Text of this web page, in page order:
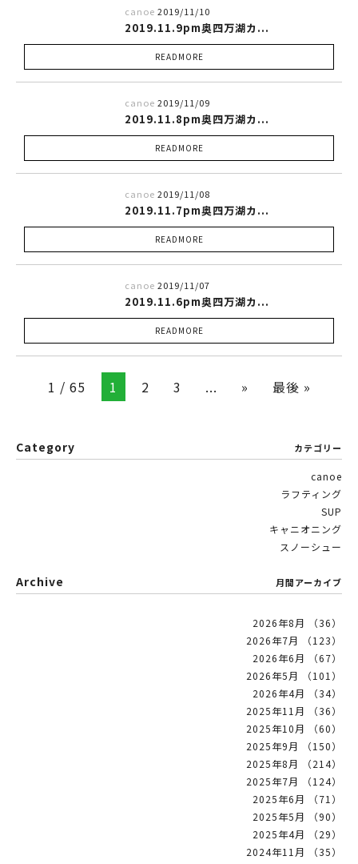
canoe2019/11/10
2019.11.9pm奥四万湖カ...
READMORE
canoe2019/11/09
2019.11.8pm奥四万湖カ...
READMORE
canoe2019/11/08
2019.11.7pm奥四万湖カ...
READMORE
canoe2019/11/07
2019.11.6pm奥四万湖カ...
READMORE
1 / 65 1 2 3 ... » 最後 »
Category カテゴリー
canoe
ラフティング
SUP
キャニオニング
スノーシュー
Archive 月間アーカイブ
2026年8月 （36）
2026年7月 （123）
2026年6月 （67）
2026年5月 （101）
2026年4月 （34）
2025年11月 （36）
2025年10月 （60）
2025年9月 （150）
2025年8月 （214）
2025年7月 （124）
2025年6月 （71）
2025年5月 （90）
2025年4月 （29）
2024年11月 （35）